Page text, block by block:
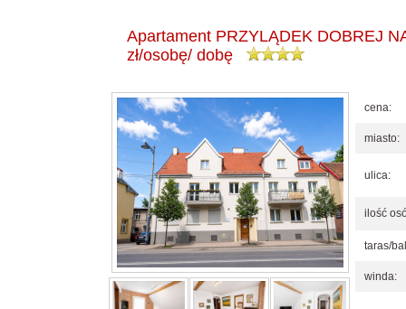
Apartament PRZYLĄDEK DOBREJ
zł/osobę/ dobę
cena:
miasto:
ulica:
ilość
taras/
winda: